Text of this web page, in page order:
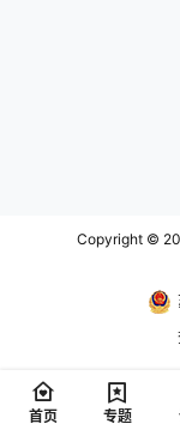
Copyright ©
首页 专题